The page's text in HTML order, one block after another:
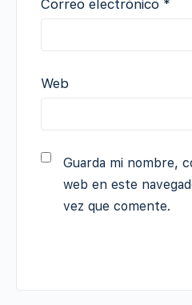
Correo electrónico *
Web
Guarda mi nombre,
web en este
vez que comente.